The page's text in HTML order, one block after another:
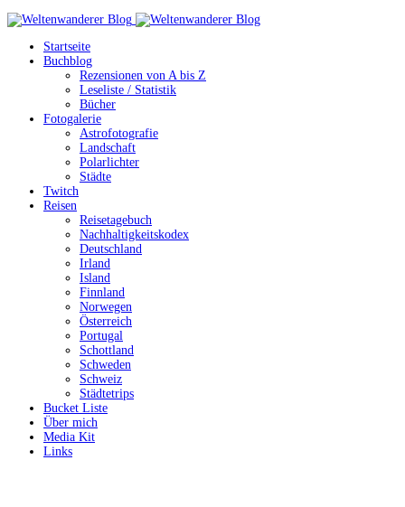
Startseite
Buchblog
Rezensionen von A bis Z
Leseliste / Statistik
Bücher
Fotogalerie
Astrofotografie
Landschaft
Polarlichter
Städte
Twitch
Reisen
Reisetagebuch
Nachhaltigkeitskodex
Deutschland
Irland
Island
Finnland
Norwegen
Österreich
Portugal
Schottland
Schweden
Schweiz
Städtetrips
Bucket Liste
Über mich
Media Kit
Links